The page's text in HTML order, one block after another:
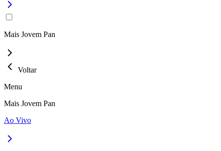
Mais Jovem Pan
Voltar
Menu
Mais Jovem Pan
Ao Vivo